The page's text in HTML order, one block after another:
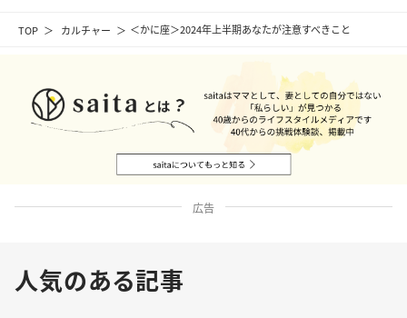
TOP カルチャー ＜かに座＞2024年上半期あなたが注意すべきこと
広告
人気のある記事